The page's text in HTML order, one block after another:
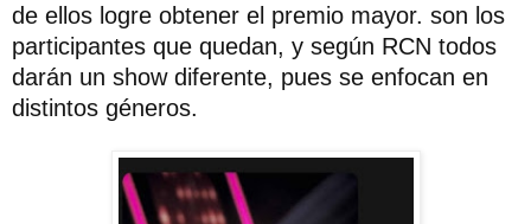
de ellos logre obtener el premio mayor. son los
participantes que quedan, y según RCN todos
darán un show diferente, pues se enfocan en
distintos géneros.